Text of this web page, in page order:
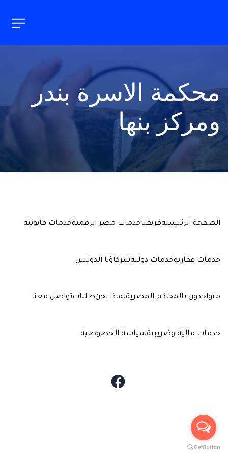
ومركز بنها
الصفحة الرئيسيةفريقناخدمات مصر الرقميةخدمات قانونية
خدمات عقاريهخدمات دوليةشركاؤنا الدوليين
متواجدون بالمحاكم المصريةلماذا نحنطلباتتواصل معنا
خدمات مالية وضريبيةسياسة الخصوصية